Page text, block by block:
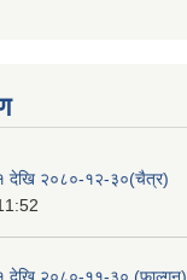
देखि २०८०-१२-३०(चैत्र)
२०८०-११-३० (फाल्गुन)